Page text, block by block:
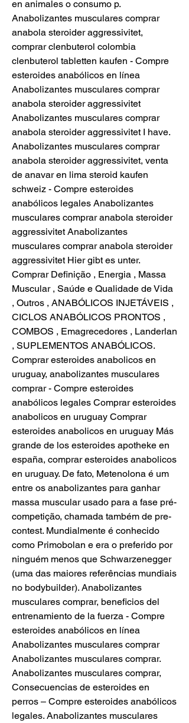
en animales o consumo p.
Anabolizantes musculares comprar
anabola steroider aggressivitet,
comprar clenbuterol colombia
clenbuterol tabletten kaufen - Compre
esteroides anabólicos en línea
Anabolizantes musculares comprar
anabola steroider aggressivitet
Anabolizantes musculares comprar
anabola steroider aggressivitet I have.
Anabolizantes musculares comprar
anabola steroider aggressivitet, venta
de anavar en lima steroid kaufen
schweiz - Compre esteroides
anabólicos legales Anabolizantes
musculares comprar anabola steroider
aggressivitet Anabolizantes
musculares comprar anabola steroider
aggressivitet Hier gibt es unter.
Comprar Definição , Energia , Massa
Muscular , Saúde e Qualidade de Vida
, Outros , ANABÓLICOS INJETÁVEIS ,
CICLOS ANABÓLICOS PRONTOS ,
COMBOS , Emagrecedores , Landerlan
, SUPLEMENTOS ANABÓLICOS.
Comprar esteroides anabolicos en
uruguay, anabolizantes musculares
comprar - Compre esteroides
anabólicos legales Comprar esteroides
anabolicos en uruguay Comprar
esteroides anabolicos en uruguay Más
grande de los esteroides apotheke en
españa, comprar esteroides anabolicos
en uruguay. De fato, Metenolona é um
entre os anabolizantes para ganhar
massa muscular usado para a fase pré-
competição, chamada também de pre-
contest. Mundialmente é conhecido
como Primobolan e era o preferido por
ninguém menos que Schwarzenegger
(uma das maiores referências mundiais
no bodybuilder). Anabolizantes
musculares comprar, beneficios del
entrenamiento de la fuerza - Compre
esteroides anabólicos en línea
Anabolizantes musculares comprar
Anabolizantes musculares comprar.
Anabolizantes musculares comprar,
Consecuencias de esteroides en
perros – Compre esteroides anabólicos
legales. Anabolizantes musculares